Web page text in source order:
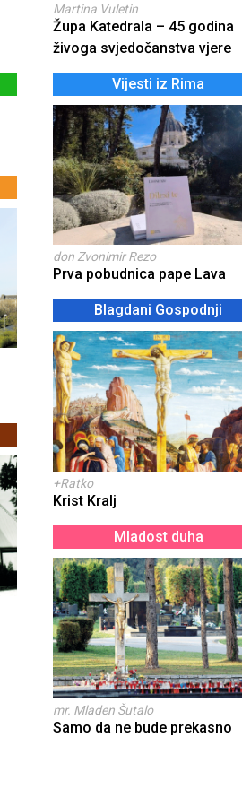
Martina Vuletin
Župa Katedrala – 45 godina
živoga svjedočanstva vjere
Vijesti iz Rima
don Zvonimir Rezo
Prva pobudnica pape Lava
Blagdani Gospodnji
+Ratko
Krist Kralj
Mladost duha
mr. Mladen Šutalo
Samo da ne bude prekasno